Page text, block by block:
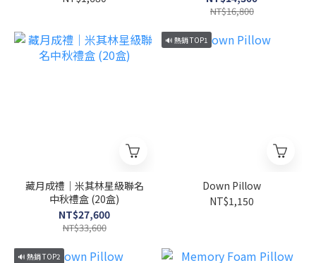
NT$16,800
藏月成禮｜米其林星級聯名
中秋禮盒 (20盒)
NT$27,600
NT$33,600
🔊 熱銷 TOP1
Down Pillow
NT$1,150
🔊 熱銷 TOP2